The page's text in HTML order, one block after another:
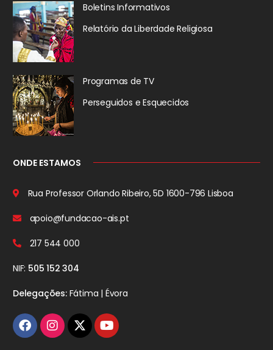
Boletins Informativos
Relatório da Liberdade Religiosa
Programas de TV
Perseguidos e Esquecidos
ONDE ESTAMOS
Rua Professor Orlando Ribeiro, 5D 1600-796 Lisboa
apoio@fundacao-ais.pt
217 544 000
NIF: 505 152 304
Delegações:Fátima | Évora